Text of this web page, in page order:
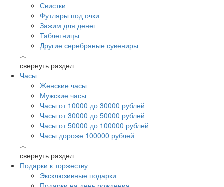
Свистки
Футляры под очки
Зажим для денег
Таблетницы
Другие серебряные сувениры
︿
свернуть раздел
Часы
Женские часы
Мужские часы
Часы от 10000 до 30000 рублей
Часы от 30000 до 50000 рублей
Часы от 50000 до 100000 рублей
Часы дороже 100000 рублей
︿
свернуть раздел
Подарки к торжеству
Эксклюзивные подарки